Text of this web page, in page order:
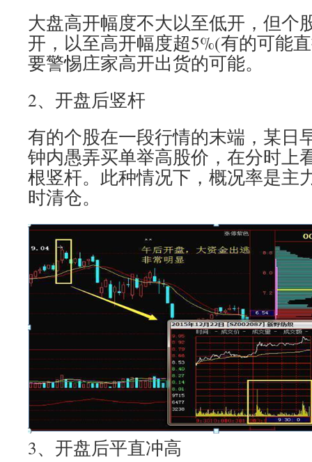
大盘高开幅度不大以至低开，但个
开，以至高开幅度超5%(有的可能
要警惕庄家高开出货的可能。
2、开盘后竖杆
有的个股在一段行情的末端，某日
钟内愚弄买单举高股价，在分时上
根竖杆。此种情况下，概况率是主
时清仓。
3、开盘后平直冲高